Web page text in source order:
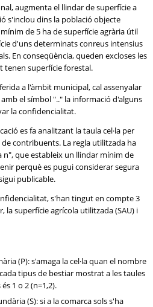
augmenta el llindar de superfície a
s'inclou dins la població objecte
de 5 ha de superfície agrària útil
d'uns determinats conreus intensius
En conseqüència, queden excloses les
tenen superfície forestal.
a l'àmbit municipal, cal assenyalar
el símbol ".." la informació d'alguns
la confidencialitat.
es fa analitzant la taula cel·la per
de contribuents. La regla utilitzada ha
n", que estableix un llindar mínim de
perquè es pugui considerar segura
publicable.
s'han tingut en compte 3
la superfície agrícola utilitzada (SAU) i
(P): s'amaga la cel·la quan el nombre
tipus de bestiar mostrat a les taules
1 o 2 (n=1,2).
(S): si a la comarca sols s'ha